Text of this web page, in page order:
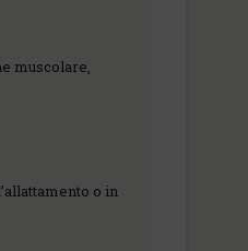
muscolare,
o in